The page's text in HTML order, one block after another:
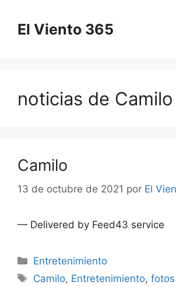
contenido
El Viento 365
noticias de Camilo
Camilo
13 de octubre de 2021 por El
— Delivered by Feed43 service
Categorías
Entretenimiento
Etiquetas
Camilo, Entretenimiento,